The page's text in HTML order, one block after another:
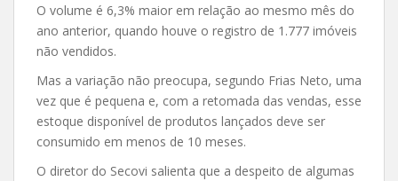
O volume é 6,3% maior em relação ao mesmo mês do
ano anterior, quando houve o registro de 1.777 imóveis
não vendidos.
Mas a variação não preocupa, segundo Frias Neto, uma
vez que é pequena e, com a retomada das vendas, esse
estoque disponível de produtos lançados deve ser
consumido em menos de 10 meses.
O diretor do Secovi salienta que a despeito de algumas